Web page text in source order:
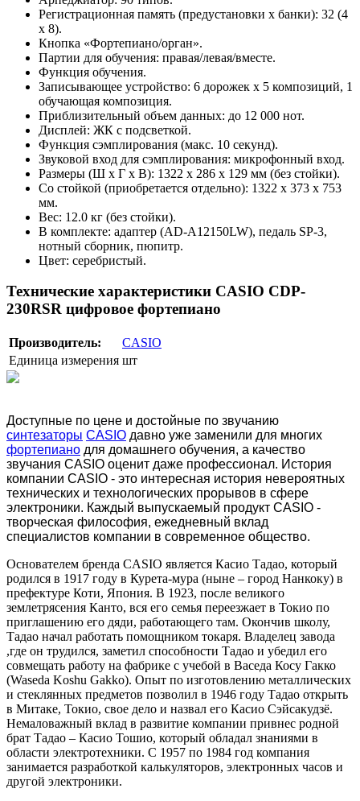
Регистрационная память (предустановки x банки): 32 (4
x 8).
Кнопка «Фортепиано/орган».
Партии для обучения: правая/левая/вместе.
Функция обучения.
Записывающее устройство: 6 дорожек x 5 композиций, 1
обучающая композиция.
Приблизительный объем данных: до 12 000 нот.
Дисплей: ЖК с подсветкой.
Функция сэмплирования (макс. 10 секунд).
Звуковой вход для сэмплирования: микрофонный вход.
Размеры (Ш x Г x В): 1322 x 286 x 129 мм (без стойки).
Со стойкой (приобретается отдельно): 1322 x 373 x 753
мм.
Вес: 12.0 кг (без стойки).
В комплекте: адаптер (AD-A12150LW), педаль SP-3,
нотный сборник, пюпитр.
Цвет: серебристый.
Технические характеристики CASIO CDP-
230RSR цифровое фортепиано
Производитель:
CASIO
Единица измерения шт
Доступные по цене и достойные по звучанию
синтезаторы CASIO давно уже заменили для многих
фортепиано для домашнего обучения, а качество
звучания CASIO оценит даже профессионал. История
компании CASIO - это интересная история невероятных
технических и технологических прорывов в сфере
электроники. Каждый выпускаемый продукт CASIO -
творческая философия, ежедневный вклад
специалистов компании в современное общество.
Основателем бренда CASIO является Касио Тадао, который
родился в 1917 году в Курета-мура (ныне – город Нанкоку) в
префектуре Коти, Япония. В 1923, после великого
землетрясения Канто, вся его семья переезжает в Токио по
приглашению его дяди, работающего там. Окончив школу,
Тадао начал работать помощником токаря. Владелец завода
,где он трудился, заметил способности Тадао и убедил его
совмещать работу на фабрике с учебой в Васеда Косу Гакко
(Waseda Koshu Gakko). Опыт по изготовлению металлических
и стеклянных предметов позволил в 1946 году Тадао открыть
в Митаке, Токио, свое дело и назвал его Касио Сэйсакудзё.
Немаловажный вклад в развитие компании привнес родной
брат Тадао – Касио Тошио, который обладал знаниями в
области электротехники. С 1957 по 1984 год компания
занимается разработкой калькуляторов, электронных часов и
другой электроники.